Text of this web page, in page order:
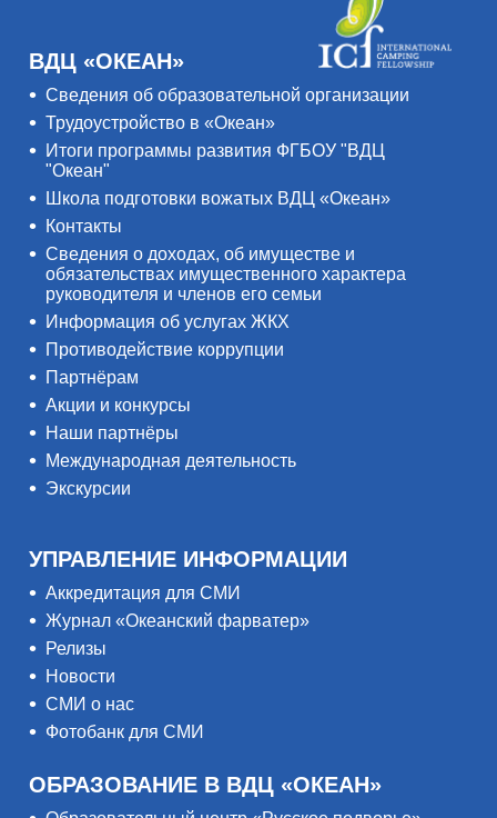
ВДЦ «ОКЕАН»
Сведения об образовательной организации
Трудоустройство в «Океан»
Итоги программы развития ФГБОУ "ВДЦ
"Океан"
Школа подготовки вожатых ВДЦ «Океан»
Контакты
Сведения о доходах, об имуществе и
обязательствах имущественного характера
руководителя и членов его семьи
Информация об услугах ЖКХ
Противодействие коррупции
Партнёрам
Акции и конкурсы
Наши партнёры
Международная деятельность
Экскурсии
УПРАВЛЕНИЕ ИНФОРМАЦИИ
Аккредитация для СМИ
Журнал «Океанский фарватер»
Релизы
Новости
СМИ о нас
Фотобанк для СМИ
ОБРАЗОВАНИЕ В ВДЦ «ОКЕАН»